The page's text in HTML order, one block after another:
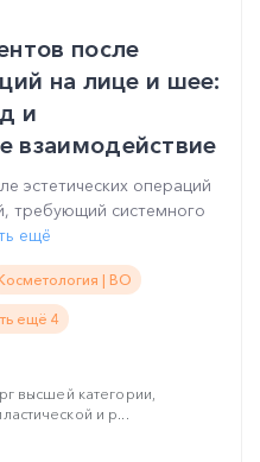
после
на лице и шее:
и
взаимодействие
эстетических операций
требующий системного
ещё
| ВО
ещё 4
высшей категории,
и р...